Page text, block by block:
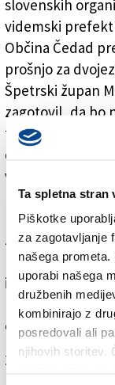
Ta spletna stran
Piškotke
za zagotavljanje
našega
uporabi našega
družbenih
kombinirajo z
posredovali ali
njihovih storitev.
slovenskih
videmski
Občina Čedad
prošnjo za
Špetrski župan
zagotovil, da bo
tehnično
dvojezičnih
vse dvojezične
Bandlju
Porzio v
Julijsko krajino.
manjšinske
iz videmske
notranjega
osebnih
Za branje in